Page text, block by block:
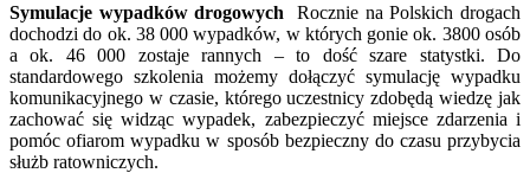
Symulacje wypadków drogowych Rocznie na Polskich drogach
dochodzi do ok. 38 000 wypadków, w których gonie ok. 3800 osób
a ok. 46 000 zostaje rannych – to dość szare statystki. Do
standardowego szkolenia możemy dołączyć symulację wypadku
komunikacyjnego w czasie, którego uczestnicy zdobędą wiedzę jak
zachować się widząc wypadek, zabezpieczyć miejsce zdarzenia i
pomóc ofiarom wypadku w sposób bezpieczny do czasu przybycia
służb ratowniczych.